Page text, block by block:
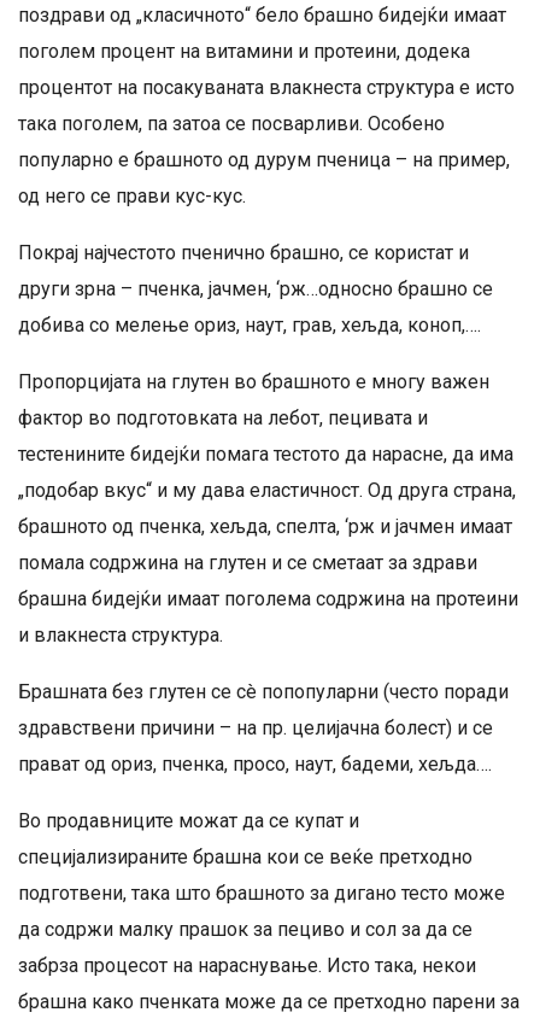
поздрави од „класичното“ бело брашно бидејќи имаат
поголем процент на витамини и протеини, додека
процентот на посакуваната влакнеста структура е исто
така поголем, па затоа се посварливи. Особено
популарно е брашното од дурум пченица – на пример,
од него се прави кус-кус.
Покрај најчестото пченично брашно, се користат и
други зрна – пченка, јачмен, ‘рж…односно брашно се
добива со мелење ориз, наут, грав, хељда, коноп,….
Пропорцијата на глутен во брашното е многу важен
фактор во подготовката на лебот, пецивата и
тестенините бидејќи помага тестото да нарасне, да има
„подобар вкус“ и му дава еластичност. Од друга страна,
брашното од пченка, хељда, спелта, ‘рж и јачмен имаат
помала содржина на глутен и се сметаат за здрави
брашна бидејќи имаат поголема содржина на протеини
и влакнеста структура.
Брашната без глутен се сè попопуларни (често поради
здравствени причини – на пр. целијачна болест) и се
прават од ориз, пченка, просо, наут, бадеми, хељда….
Во продавниците можат да се купат и
специјализираните брашна кои се веќе претходно
подготвени, така што брашното за дигано тесто може
да содржи малку прашок за пециво и сол за да се
забрза процесот на нараснување. Исто така, некои
брашна како пченката може да се претходно парени за